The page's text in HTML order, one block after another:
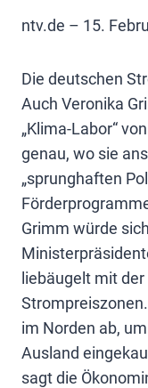
ntv.de – 15.
Die deutschen
Auch Veronika
„Klima-Labor“
genau, wo sie
„sprunghaften
Grimm würde
liebäugelt mit
im Norden ab,
Ausland
sagt die